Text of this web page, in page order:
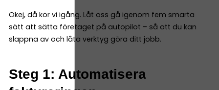
Okej, då kör vi igång. Låt oss gå igenom fem smarta
sätt att sätta företaget på autopilot – så att du kan
slappna av och låta verktyg göra ditt jobb.
Steg 1: Automatisera